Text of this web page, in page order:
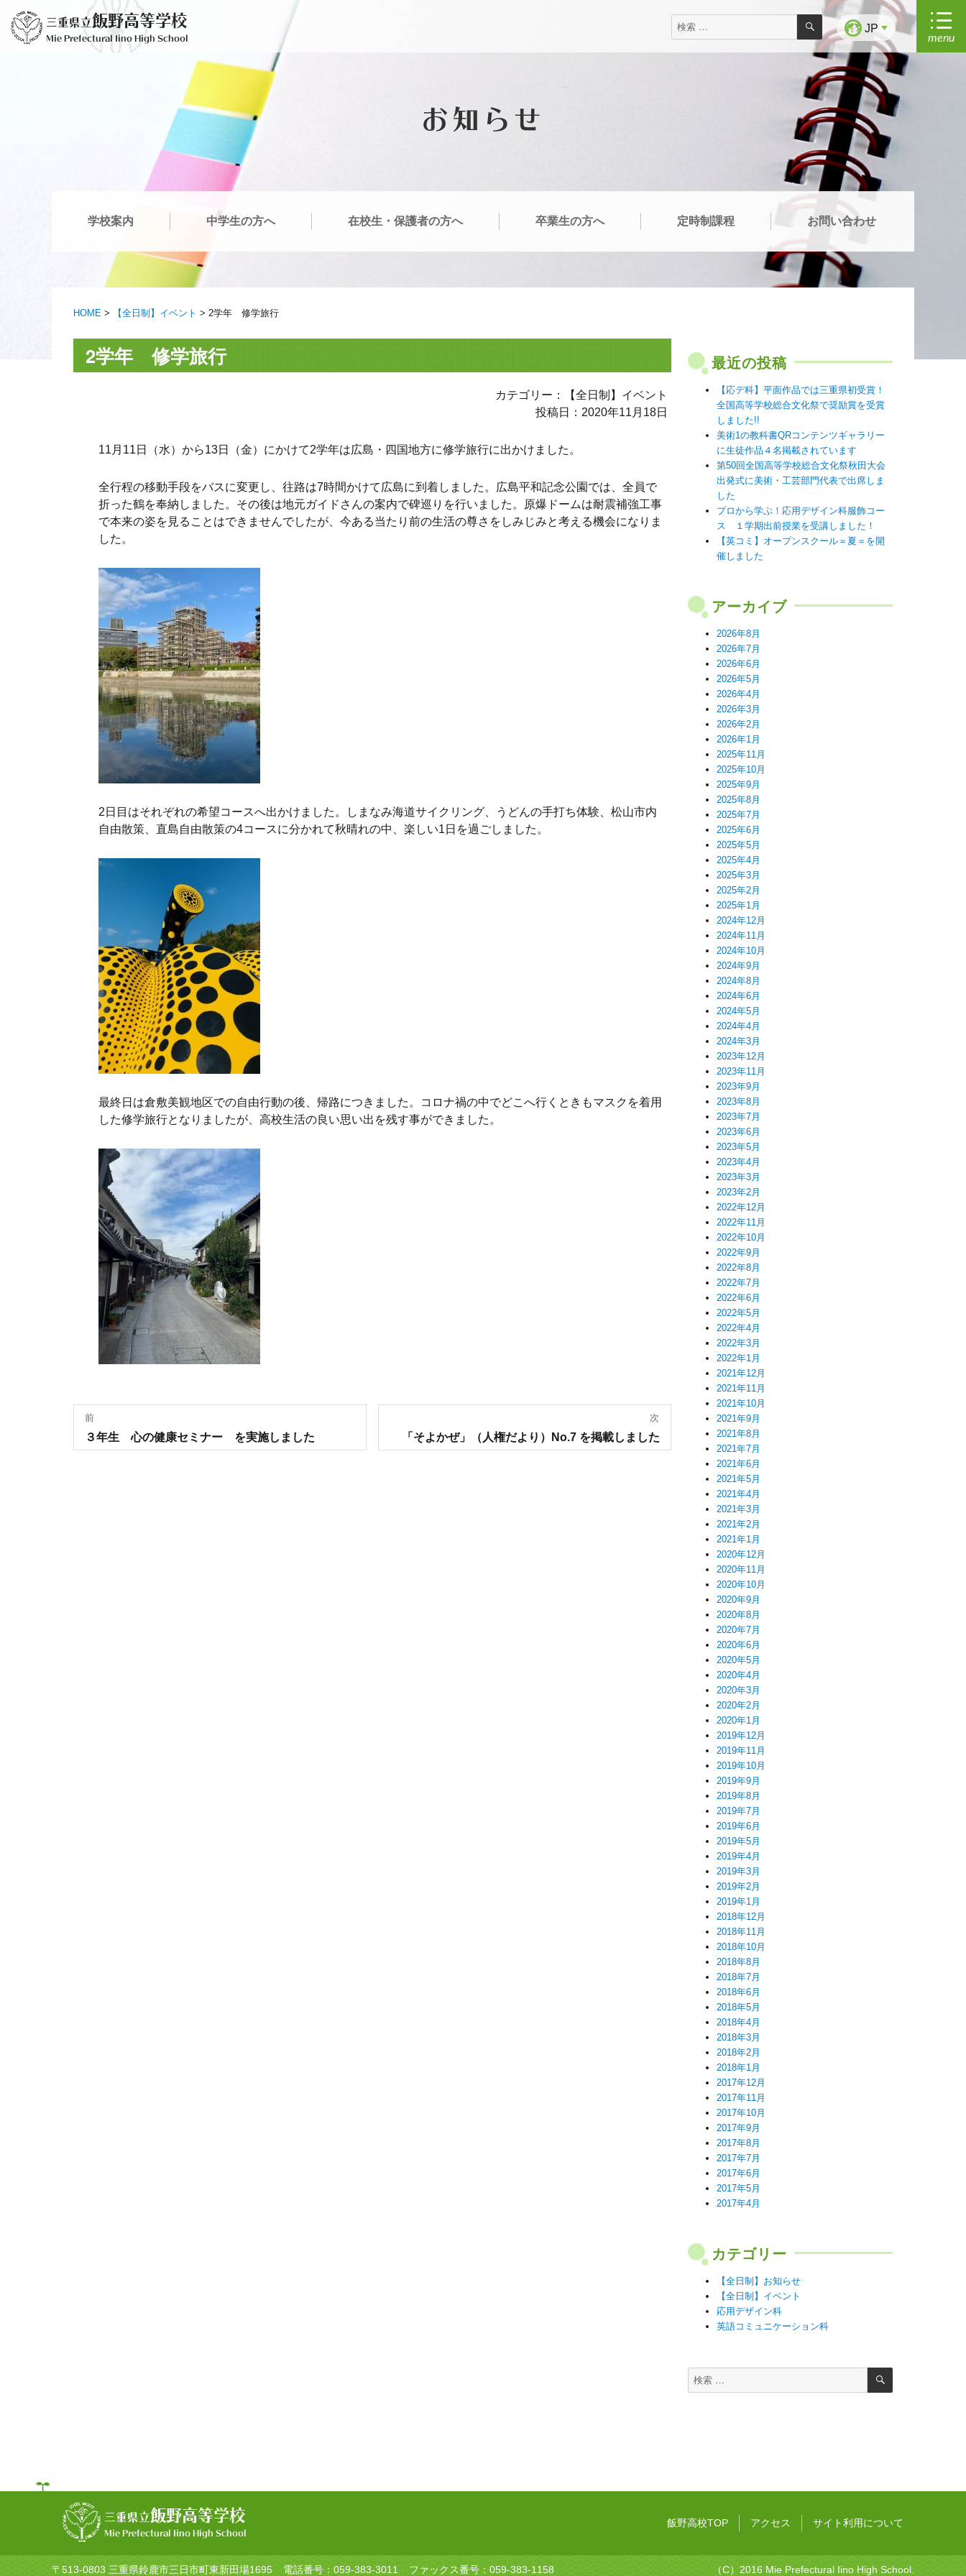
三重県立飯野高等学校
Mie Prefectural Iino High School
検
索
対
検
索 JP
menu
お知らせ
学校案内 中学生の方へ 在校生・保護者の方へ 卒業生の方へ 定時制課程 お問い合わせ
HOME > 【全日制】イベント > 2学年 修学旅行
2学年 修学旅行
カテゴリー：【全日制】イベント
投稿日：2020年11月18日
11月11日（水）から13日（金）にかけて2学年は広島・四国地方に修学旅行に出かけました。
全行程の移動手段をバスに変更し、往路は7時間かけて広島に到着しました。広島平和記念公園では、全員で
折った鶴を奉納しました。その後は地元ガイドさんの案内で碑巡りを行いました。原爆ドームは耐震補強工事
で本来の姿を見ることはできませんでしたが、今ある当たり前の生活の尊さをしみじみと考える機会になりま
した。
2日目はそれぞれの希望コースへ出かけました。しまなみ海道サイクリング、うどんの手打ち体験、松山市内
自由散策、直島自由散策の4コースに分かれて秋晴れの中、楽しい1日を過ごしました。
最終日は倉敷美観地区での自由行動の後、帰路につきました。コロナ禍の中でどこへ行くときもマスクを着用
した修学旅行となりましたが、高校生活の良い思い出を残す事ができました。
稿
前
過
３年生 心の健康セミナー を実施しました
次
「そよかぜ」（人権だより）No.7 を掲載しました
最近の投稿
【応デ科】平面作品では三重県初受賞！
全国高等学校総合文化祭で奨励賞を受賞
しました!!
美術1の教科書QRコンテンツギャラリー
に生徒作品４名掲載されています
第50回全国高等学校総合文化祭秋田大会
出発式に美術・工芸部門代表で出席しま
した
プロから学ぶ！応用デザイン科服飾コー
ス １学期出前授業を受講しました！
【英コミ】オープンスクール＝夏＝を開
催しました
アーカイブ
2026年8月
2026年7月
2026年6月
2026年5月
2026年4月
2026年3月
2026年2月
2026年1月
2025年11月
2025年10月
2025年9月
2025年8月
2025年7月
2025年6月
2025年5月
2025年4月
2025年3月
2025年2月
2025年1月
2024年12月
2024年11月
2024年10月
2024年9月
2024年8月
2024年6月
2024年5月
2024年4月
2024年3月
2023年12月
2023年11月
2023年9月
2023年8月
2023年7月
2023年6月
2023年5月
2023年4月
2023年3月
2023年2月
2022年12月
2022年11月
2022年10月
2022年9月
2022年8月
2022年7月
2022年6月
2022年5月
2022年4月
2022年3月
2022年1月
2021年12月
2021年11月
2021年10月
2021年9月
2021年8月
2021年7月
2021年6月
2021年5月
2021年4月
2021年3月
2021年2月
2021年1月
2020年12月
2020年11月
2020年10月
2020年9月
2020年8月
2020年7月
2020年6月
2020年5月
2020年4月
2020年3月
2020年2月
2020年1月
2019年12月
2019年11月
2019年10月
2019年9月
2019年8月
2019年7月
2019年6月
2019年5月
2019年4月
2019年3月
2019年2月
2019年1月
2018年12月
2018年11月
2018年10月
2018年8月
2018年7月
2018年6月
2018年5月
2018年4月
2018年3月
2018年2月
2018年1月
2017年12月
2017年11月
2017年10月
2017年9月
2017年8月
2017年7月
2017年6月
2017年5月
2017年4月
カテゴリー
【全日制】お知らせ
【全日制】イベント
応用デザイン科
英語コミュニケーション科
検
索
検
三重県立飯野高等学校
Mie Prefectural Iino High School
飯野高校TOP アクセス サイト利用について
〒513-0803 三重県鈴鹿市三日市町東新田場1695 電話番号： 059-383-3011 ファックス番号：059-383-1158 （C）2016 Mie Prefectural Iino High School.